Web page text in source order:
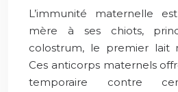
L’immunité maternelle
mère à ses chiots,
colostrum, le premier lait
Ces anticorps maternels
temporaire contre